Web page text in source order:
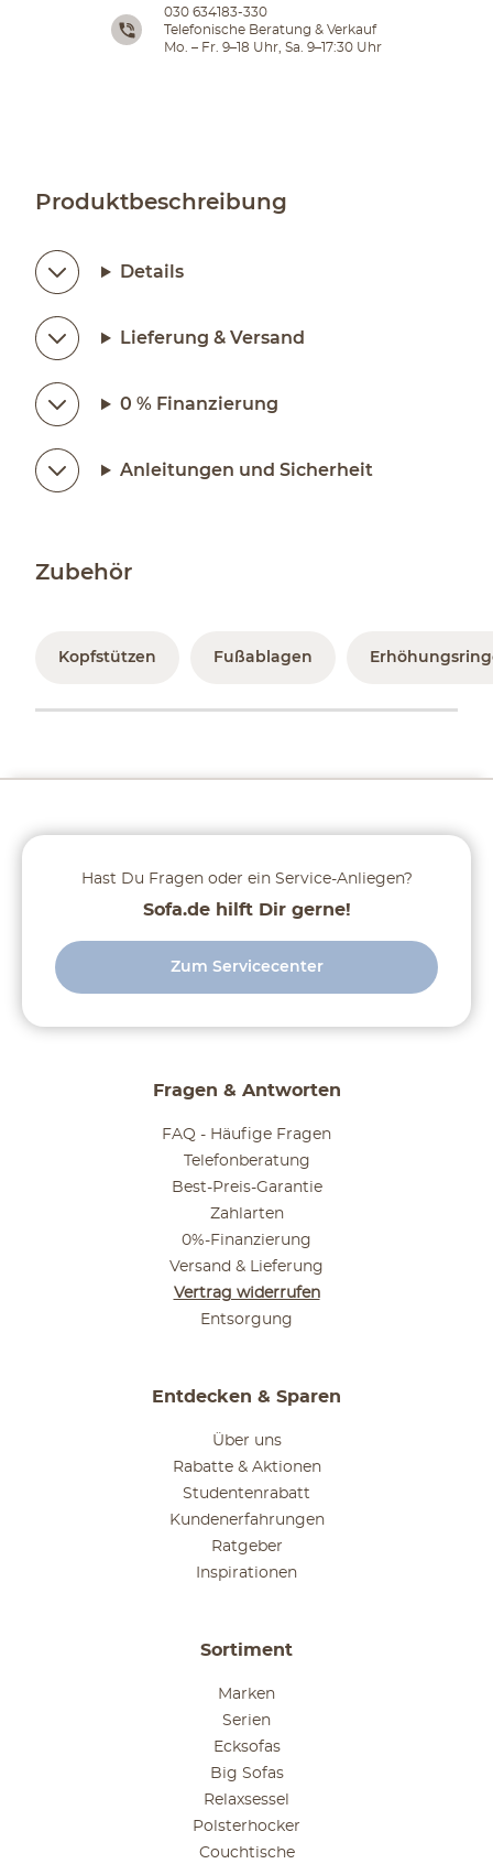
030 634183-330
Telefonische Beratung & Verkauf
Mo. – Fr. 9–18 Uhr, Sa. 9–17:30 Uhr
Produktbeschreibung
Details
Lieferung & Versand
0 % Finanzierung
Anleitungen und Sicherheit
Zubehör
Kopfstützen Fußablagen
Fragen & Antworten
FAQ - Häufige Fragen
Telefonberatung
Best-Preis-Garantie
Zahlarten
0%-Finanzierung
Versand & Lieferung
Vertrag widerrufen
Entsorgung
Entdecken & Sparen
Über uns
Rabatte & Aktionen
Studentenrabatt
Kundenerfahrungen
Ratgeber
Inspirationen
Sortiment
Marken
Serien
Ecksofas
Big Sofas
Relaxsessel
Polsterhocker
Couchtische
Hast Du Fragen oder ein Service-Anliegen?
Sofa.de hilft Dir gerne!
Zum Servicecenter